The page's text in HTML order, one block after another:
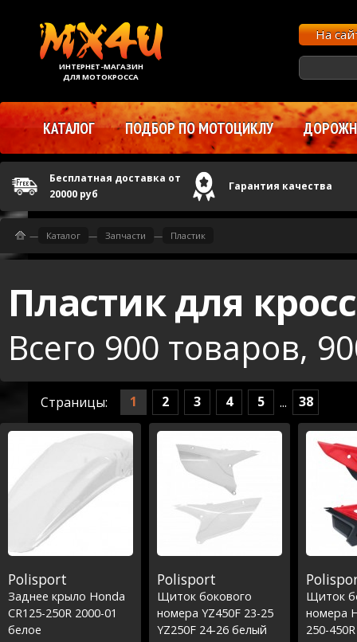
Пластик для
Всего 900 товаров,
Страницы: 1 2 3 4 5 ... 38
Polisport
Заднее крыло Honda
CR125-250R 2000-01
белое
Polisport
Щиток бокового
номера YZ450F 23-25
YZ250F 24-26 белый
Щиток
номера
250-
— Каталог — Запчасти — Пластик
ИНТЕРНЕТ-МАГАЗИН
ДЛЯ МОТОКРОССА
На
КАТАЛОГ ПОДБОР ПО МОТОЦИКЛУ
Бесплатная доставка от
20000 руб
Гарантия качества